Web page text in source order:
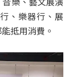
、樂器行、展
抵用消費。